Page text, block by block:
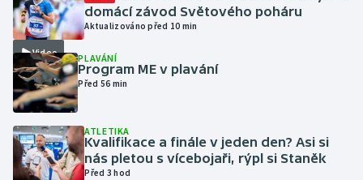
Jezdectví
Judo
Krasobruslení
Lezení
Video
domácí závod Světového poháru
Aktualizováno před 10 min
PLAVÁNÍ
Program ME v plavání
Před 56 min
ATLETIKA
Kvalifikace a finále v jeden den? Asi si
nás pletou s vícebojaři, rýpl si Staněk
Před 3 hod